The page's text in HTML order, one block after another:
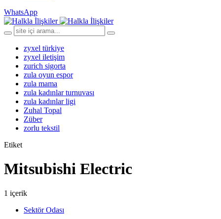
WhatsApp
zyxel türkiye
zyxel iletişim
zurich sigorta
zula oyun espor
zula mama
zula kadınlar turnuvası
zula kadınlar ligi
Zuhal Topal
Züber
zorlu tekstil
Etiket
Mitsubishi Electric
1 içerik
Sektör Odası